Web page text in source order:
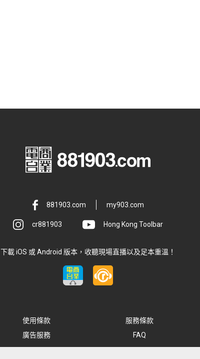
881903.com my903.com
cr881903 Hong Kong Toolbar
下載 iOS 或 Android 版本，收聽現場直播以及足本重溫！
使用條款
服務條款
廣告服務 FAQ